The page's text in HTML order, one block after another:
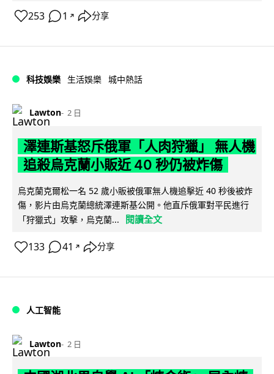
253 1 ↗ 分享
科技娛樂 生活娛樂 城中熱話
Lawton 2 日
澤連斯基怒斥俄軍「人肉狩獵」 無人機
追殺烏克蘭小販近 40 秒仍被炸傷
烏克蘭克爾松一名 52 歲小販被俄軍無人機追擊近 40 秒後被炸
傷，影片由烏克蘭總統澤連斯基公開。他直斥俄軍對平民進行
「狩獵式」攻擊，烏克蘭...
閱讀全文
133 41 ↗ 分享
人工智能
Lawton 2 日